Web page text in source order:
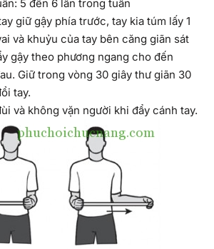
5 đến 6 lần trong tuần
giữ gậy phía trước, tay kia túm lấy 1
và khuỷu của tay bên căng giãn sát
gậy theo phương ngang cho đến
Giữ trong vòng 30 giây thư giãn 30
tay.
và không vặn người khi đẩy cánh tay.